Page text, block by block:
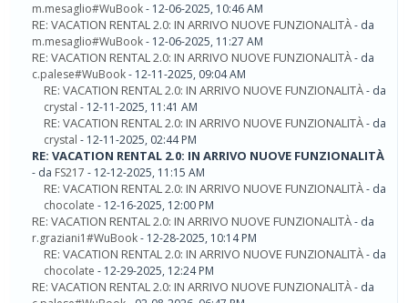
m.mesaglio#WuBook- 12-06-2025, 10:46 AM
RE: VACATION RENTAL 2.0: IN ARRIVO NUOVE FUNZIONALITÀ- da
m.mesaglio#WuBook- 12-06-2025, 11:27 AM
RE: VACATION RENTAL 2.0: IN ARRIVO NUOVE FUNZIONALITÀ- da
c.palese#WuBook- 12-11-2025, 09:04 AM
RE: VACATION RENTAL 2.0: IN ARRIVO NUOVE FUNZIONALITÀ- da
crystal - 12-11-2025, 11:41 AM
RE: VACATION RENTAL 2.0: IN ARRIVO NUOVE FUNZIONALITÀ- da
crystal - 12-11-2025, 02:44 PM
RE: VACATION RENTAL 2.0: IN ARRIVO NUOVE FUNZIONALITÀ
- da FS217 - 12-12-2025, 11:15 AM
RE: VACATION RENTAL 2.0: IN ARRIVO NUOVE FUNZIONALITÀ- da
chocolate - 12-16-2025, 12:00 PM
RE: VACATION RENTAL 2.0: IN ARRIVO NUOVE FUNZIONALITÀ- da
r.graziani1#WuBook- 12-28-2025, 10:14 PM
RE: VACATION RENTAL 2.0: IN ARRIVO NUOVE FUNZIONALITÀ- da
chocolate - 12-29-2025, 12:24 PM
RE: VACATION RENTAL 2.0: IN ARRIVO NUOVE FUNZIONALITÀ- da